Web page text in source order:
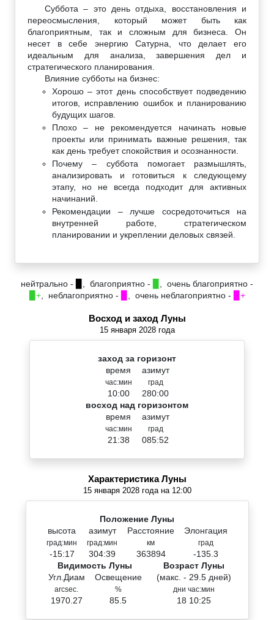
Суббота – это день отдыха, восстановления и
переосмысления, который может быть как
благоприятным, так и сложным для бизнеса. Он
несет в себе энергию Сатурна, что делает его
идеальным для анализа, завершения дел и
стратегического планирования.
Влияние субботы на бизнес:
Хорошо – этот день способствует подведению
итогов, исправлению ошибок и планированию
будущих шагов.
Плохо – не рекомендуется начинать новые
проекты или принимать важные решения, так
как день требует спокойствия и осознанности.
Почему – суббота помогает размышлять,
анализировать и готовиться к следующему
этапу, но не всегда подходит для активных
начинаний.
Рекомендации – лучше сосредоточиться на
внутренней работе, стратегическом
планировании и укреплении деловых связей.
нейтрально - , благоприятно -
, очень благоприятно -
▉+, неблагоприятно - , очень неблагоприятно - ▉+
Восход и заход Луны
15 января 2028 года
заход за горизонт
время
час:мин
10:00
азимут
град
280:00
восход над горизонтом
время
час:мин
21:38
азимут
град
085:52
Характеристика Луны
15 января 2028 года на 12:00
Положение Луны
высота
град:мин
-15:17
азимут
град:мин
304:39
Расстояние
км
363894
Элонгация
град
-135.3
Видимость Луны
Угл.Диам
arcsec.
1970.27
Освещение
%
85.5
Возраст Луны
(макс. - 29.5 дней)
дни час:мин
18 10:25